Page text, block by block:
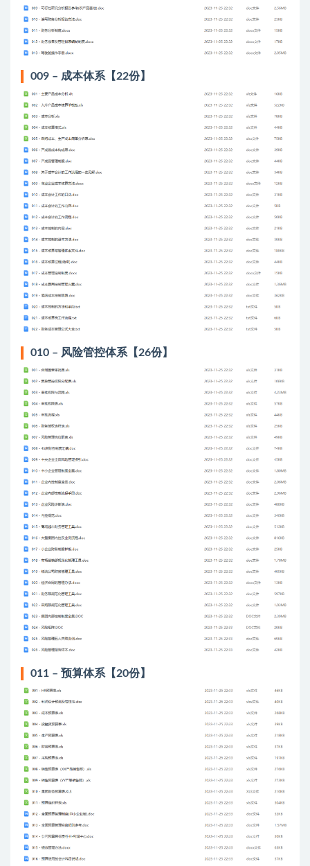
009 – 成本体系【22份】
010 – 风险管控体系【26份】
011 – 预算体系【20份】